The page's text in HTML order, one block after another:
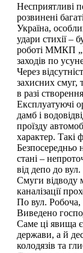
Несприятливі
розвинені
Україна,
удари стихії –
роботі ММКП
заходів по
Через
захисних смуг,
в разі
Експлуатуючі
дамб і
проїзду
характер. Такі
Безпосередньо
стані –
від депо до
Смуги відводу
каналізації
По вул. Робоча,
Виведено
Саме ці явища
держави, а й
колодязів та